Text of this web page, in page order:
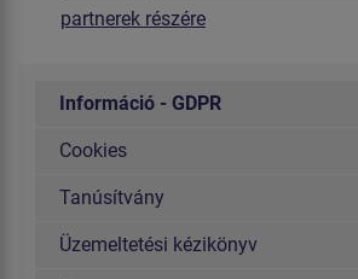
partnerek részére
Információ - GDPR
Cookies
Tanúsítvány
Üzemeltetési kézikönyv